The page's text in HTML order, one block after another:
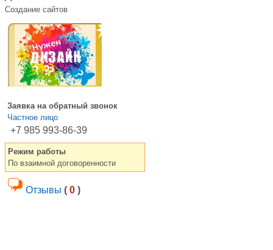
Создание сайтов
Заявка на обратный звонок
Частное лицо
+7 985 993-86-39
Режим работы
По взаимной договоренности
Отзывы ( 0 )